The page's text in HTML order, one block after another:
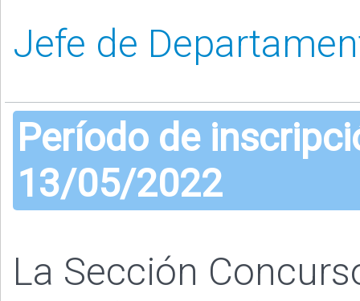
Período de
13/05/2022
La Sección